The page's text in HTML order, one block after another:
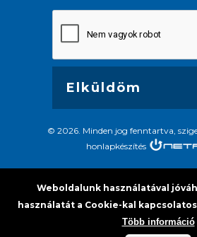
© 2026. Minden jog fenntartva,
honlapkészítés
Weboldalunk használatával
használatát a Cookie-kal
Több információ